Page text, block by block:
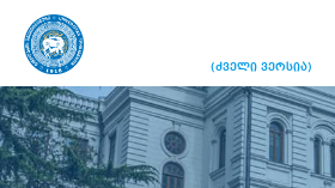
(ძველი ვერსია)